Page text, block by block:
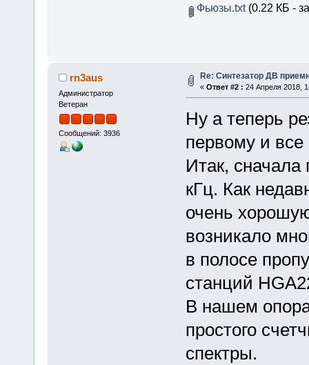
Фьюзы.txt(0.22 КБ -
rn3aus
Администратор
Ветеран
Сообщений: 3936
Re: Синтезатор ДВ
« Ответ #2 : 24 Апреля 2018,
Ну а теперь
первому и
Итак, сначала
кГц. Как
очень
возникало
в полосе
станций
В нашем
простого
спектры.